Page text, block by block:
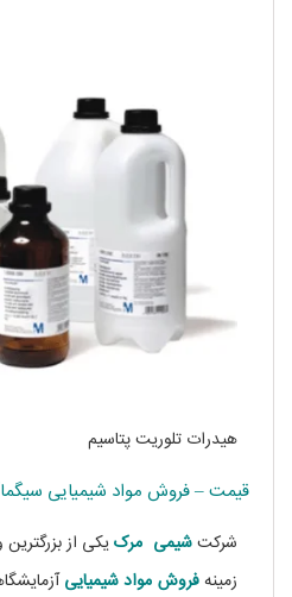
هیدرات تلوریت پتاسیم
قیمت – فروش مواد شیمیایی
شرکتشیمی مرک یکی از بزرگترین
فروش مواد شیمیایی